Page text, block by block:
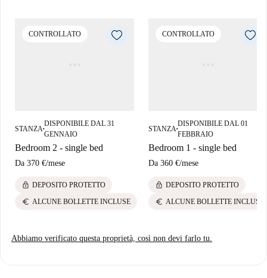
L'appartamento si trova nel quartiere El Cerro di Siviglia, una zona
CONTROLLATO
STANZA ■
DISPONIBILE DAL 31
GENNAIO
Bedroom 2 - single bed
Da 370 €/mese
lock DEPOSITO PROTETTO
euro ALCUNE BOLLETTE INCLUSE
CONTROLLATO
STANZA ■
DISPONIBILE DAL 01
FEBBRAIO
Bedroom 1 - single bed
Da 360 €/mese
lock DEPOSITO PROTETTO
euro ALCUNE BOLLETTE INCLUSE
Abbiamo verificato questa proprietà, così non devi farlo tu.